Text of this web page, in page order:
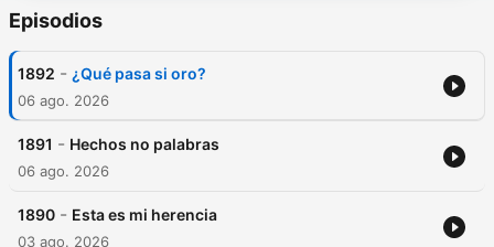
Episodios
1892 - ¿Qué pasa si oro?
06 ago. 2026
1891 - Hechos no palabras
06 ago. 2026
1890 - Esta es mi herencia
03 ago. 2026